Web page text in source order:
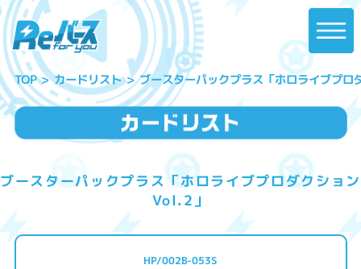
TOP カードリスト ブースターパックプラス「ホロライブプロ
ブースターパックプラス「ホロライブプロダクション
Vol.2」
HP/002B-053S